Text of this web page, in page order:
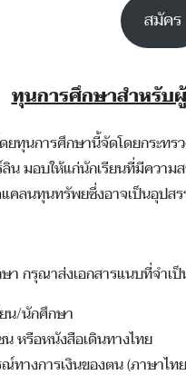
สมัคร
ทุนการศึกษาสำหรับ
ทุนการศึกษานี้จัดโดยกระทร
น มอบให้แก่นักเรียนที่มีควา
คลนทุนทรัพยซึ่งอาจเป็นอุปสร
กรุณาส่งเอกสารแนบที่จำเ
น/นักศึกษา
น หรือหนังสือเดินทางไทย
ทางการเงินของตน (ภาษาไ